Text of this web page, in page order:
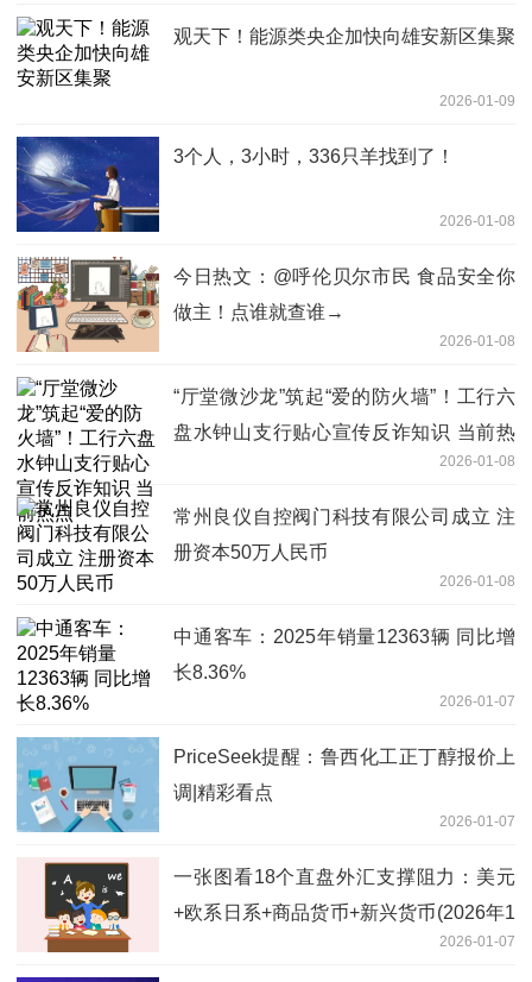
观天下！能源类央企加快向雄安新区集聚
2026-01-09
3个人，3小时，336只羊找到了！
2026-01-08
今日热文：@呼伦贝尔市民 食品安全你
做主！点谁就查谁→
2026-01-08
“厅堂微沙龙”筑起“爱的防火墙”！工行六
盘水钟山支行贴心宣传反诈知识 当前热
2026-01-08
常州良仪自控阀门科技有限公司成立 注
册资本50万人民币
2026-01-08
中通客车：2025年销量12363辆 同比增
长8.36%
2026-01-07
PriceSeek提醒：鲁西化工正丁醇报价上
调|精彩看点
2026-01-07
一张图看18个直盘外汇支撑阻力：美元
+欧系日系+商品货币+新兴货币(2026年1
2026-01-07